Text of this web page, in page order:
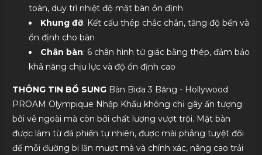
toàn, duy trì nhiệt độ mặt bàn ổn định
Khung đỡ: Kết cấu thép chắc chắn, tăng độ bền và
ổn định cho bàn
Chân bàn: 6 chân hình tứ giác bằng thép, đảm bảo
khả năng chịu lực và độ ổn định cao
THÔNG TIN BỔ SUNGBàn Bida 3 Băng - Hollywood
PROAM Olympique Nhập Khẩu không chỉ gây ấn tượng
bởi vẻ ngoài mà còn bởi chất lượng vượt trội. Mặt bàn
được làm từ đá phiến tự nhiên, được mài phẳng tuyệt đối
để mỗi đường bi lăn mượt mà và chính xác, nâng cao trải